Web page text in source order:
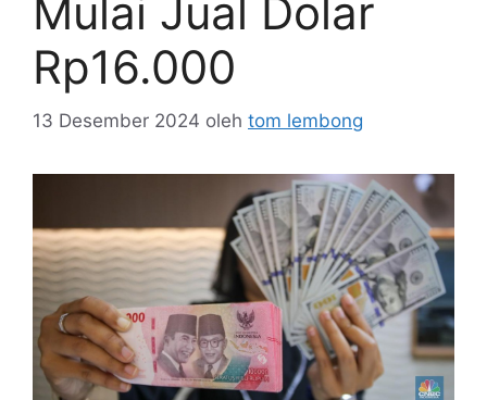
Mulai Jual Dolar
Rp16.000
13 Desember 2024 oleh tom lembong